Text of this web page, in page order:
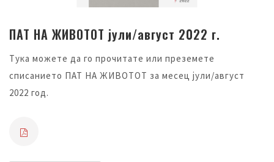
ПАТ НА ЖИВОТОТ јули/август 2022 г.
Тука можете да го прочитате или преземете
списанието ПАТ НА ЖИВОТОТ за месец јули/август
2022 год.